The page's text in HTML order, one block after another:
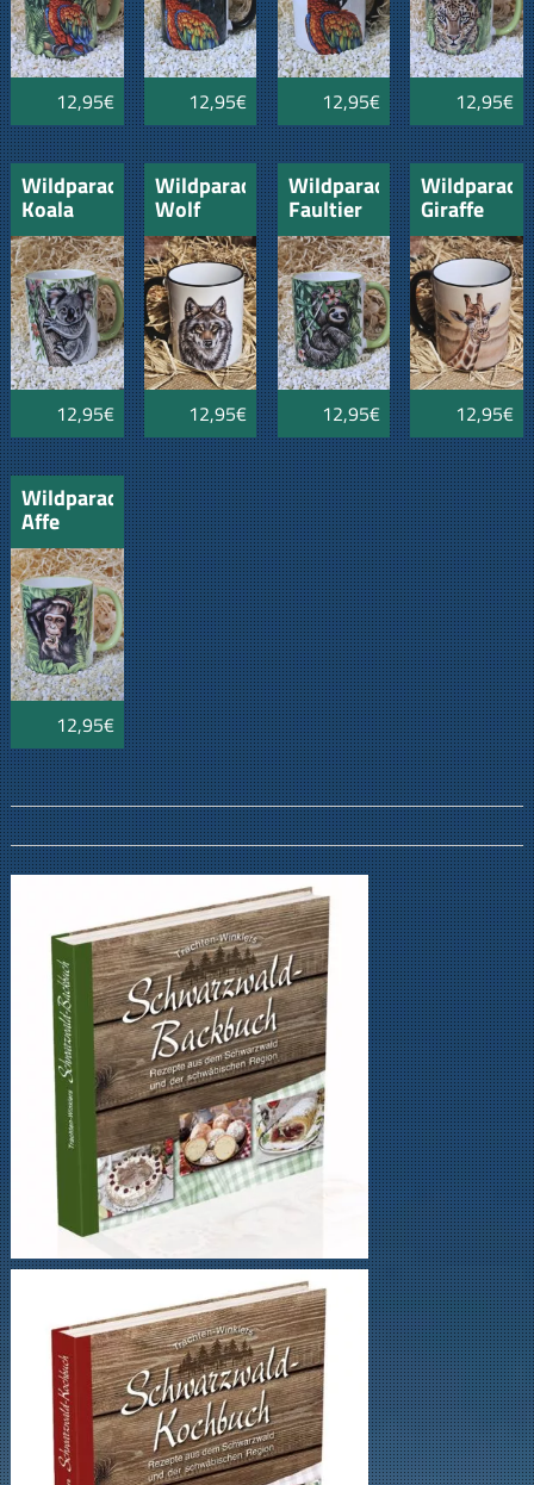
12,95€ 12,95€
Rand
schwarzer
Henkel
12,95€ 12,95€
Wildparadiestasse
Koala
12,95€
Wildparadiestasse
Wolf
12,95€
Wildparadiestasse
Faultier
12,95€
Giraffe
12,95€
Wildparadiestasse
Affe
12,95€